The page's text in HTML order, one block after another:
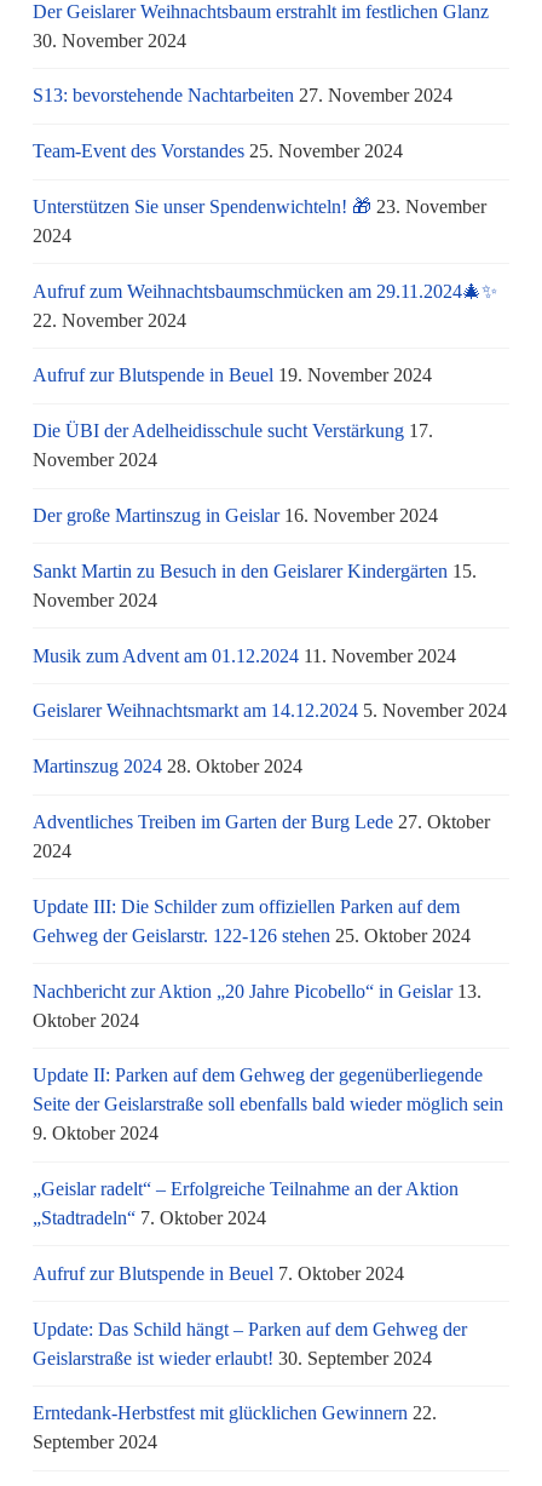
Der Geislarer Weihnachtsbaum erstrahlt im festlichen Glanz
30. November 2024
S13: bevorstehende Nachtarbeiten 27. November 2024
Team-Event des Vorstandes 25. November 2024
Unterstützen Sie unser Spendenwichteln! 🎁 23. November
2024
Aufruf zum Weihnachtsbaumschmücken am 29.11.2024🎄✨
22. November 2024
Aufruf zur Blutspende in Beuel 19. November 2024
Die ÜBI der Adelheidisschule sucht Verstärkung 17.
November 2024
Der große Martinszug in Geislar 16. November 2024
Sankt Martin zu Besuch in den Geislarer Kindergärten 15.
November 2024
Musik zum Advent am 01.12.2024 11. November 2024
Geislarer Weihnachtsmarkt am 14.12.2024 5. November 2024
Martinszug 2024 28. Oktober 2024
Adventliches Treiben im Garten der Burg Lede 27. Oktober
2024
Update III: Die Schilder zum offiziellen Parken auf dem
Gehweg der Geislarstr. 122-126 stehen 25. Oktober 2024
Nachbericht zur Aktion „20 Jahre Picobello“ in Geislar 13.
Oktober 2024
Update II: Parken auf dem Gehweg der gegenüberliegende
Seite der Geislarstraße soll ebenfalls bald wieder möglich sein
9. Oktober 2024
„Geislar radelt“ – Erfolgreiche Teilnahme an der Aktion
„Stadtradeln“ 7. Oktober 2024
Aufruf zur Blutspende in Beuel 7. Oktober 2024
Update: Das Schild hängt – Parken auf dem Gehweg der
Geislarstraße ist wieder erlaubt! 30. September 2024
Erntedank-Herbstfest mit glücklichen Gewinnern 22.
September 2024